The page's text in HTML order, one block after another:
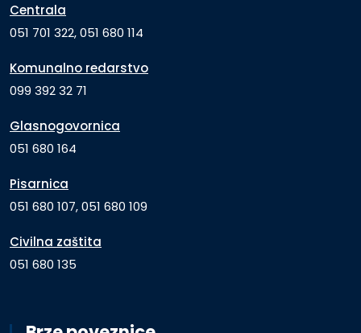
Centrala
051 701 322, 051 680 114
Komunalno redarstvo
099 392 32 71
Glasnogovornica
051 680 164
Pisarnica
051 680 107, 051 680 109
Civilna zaštita
051 680 135